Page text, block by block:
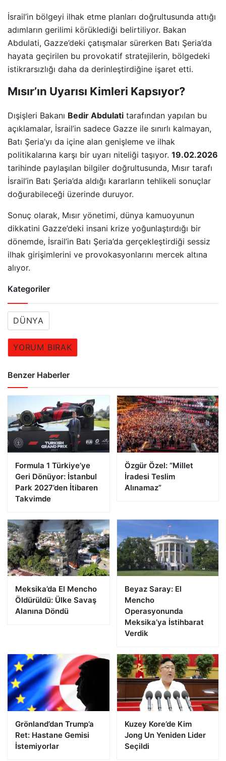
İsrail’in bölgeyi ilhak etme planları doğrultusunda attığı
adımların gerilimi körüklediği belirtiliyor. Bakan
Abdulati, Gazze’deki çatışmalar sürerken Batı Şeria’da
hayata geçirilen bu provokatif stratejilerin, bölgedeki
istikrarsızlığı daha da derinleştirdiğine işaret etti.
Mısır’ın Uyarısı Kimleri Kapsıyor?
Dışişleri Bakanı Bedir Abdulati tarafından yapılan bu
açıklamalar, İsrail’in sadece Gazze ile sınırlı kalmayan,
Batı Şeria’yı da içine alan genişleme ve ilhak
politikalarına karşı bir uyarı niteliği taşıyor. 19.02.2026
tarihinde paylaşılan bilgiler doğrultusunda, Mısır tarafı
İsrail’in Batı Şeria’da aldığı kararların tehlikeli sonuçlar
doğurabileceği üzerinde duruyor.
Sonuç olarak, Mısır yönetimi, dünya kamuoyunun
dikkatini Gazze’deki insani krize yoğunlaştırdığı bir
dönemde, İsrail’in Batı Şeria’da gerçekleştirdiği sessiz
ilhak girişimlerini ve provokasyonlarını mercek altına
alıyor.
Kategoriler
DÜNYA
YORUM BIRAK
Benzer Haberler
Formula 1 Türkiye’ye
Geri Dönüyor: İstanbul
Park 2027’den İtibaren
Takvimde
Özgür Özel: “Millet
İradesi Teslim
Alınamaz”
Meksika’da El Mencho
Öldürüldü: Ülke Savaş
Alanına Döndü
Beyaz Saray: El
Mencho
Operasyonunda
Meksika’ya İstihbarat
Verdik
Grönland’dan Trump’a
Ret: Hastane Gemisi
İstemiyorlar
Kuzey Kore’de Kim
Jong Un Yeniden Lider
Seçildi